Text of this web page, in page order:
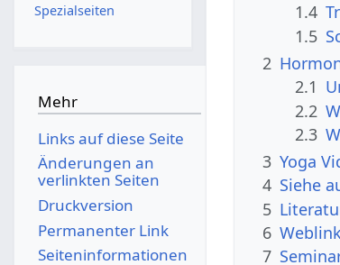
1.4
1.5
2
2.1
2.2
2.3
3 Yoga
4 Siehe
5
6
7
Spezialseiten
Mehr
Links auf diese Seite
Änderungen an
verlinkten Seiten
Druckversion
Permanenter Link
Seiten­­informationen